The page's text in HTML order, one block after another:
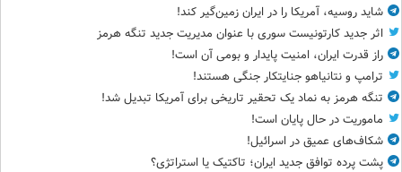
شاید روسیه، آمریکا را در ایران زمین‌گیر کند!
اثر جدید کارتونیست سوری با عنوان مدیریت جدید تنگه هرمز
راز قدرت ایران، امنیت پایدار و بومی آن است!
ترامپ و نتانیاهو جنایتکار جنگی هستند!
تنگه هرمز به نماد یک تحقیر تاریخی برای آمریکا تبدیل شد!
ماموریت در حال پایان است!
شکاف‌های عمیق در اسرائیل!
پشت پرده توافق جدید ایران؛ تاکتیک یا استراتژی؟